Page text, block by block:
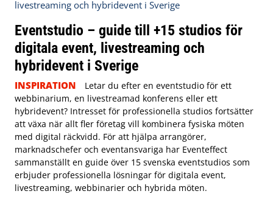
Eventstudio – guide till +15 studios för
digitala event, livestreaming och
hybridevent i Sverige
INSPIRATION
Letar du efter en eventstudio för ett
webbinarium, en livestreamad konferens eller ett
hybridevent? Intresset för professionella studios fortsätter
att växa när allt fler företag vill kombinera fysiska möten
med digital räckvidd. För att hjälpa arrangörer,
marknadschefer och eventansvariga har Eventeffect
sammanställt en guide över 15 svenska eventstudios som
erbjuder professionella lösningar för digitala event,
livestreaming, webbinarier och hybrida möten.